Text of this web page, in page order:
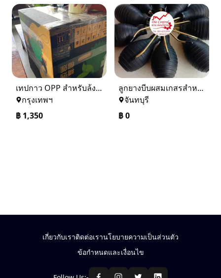
เทปกาว OPP สำหรับล้งผลไม้ – เหนียวแน่น ประหยัดกว่า ติดทน สบายใจ
กรุงเทพฯ
฿ 1,350
ลูกยางบีบผสมเกสรสำหรับอินทผาลัม,อินทผาลัม,ผสมเกสร,ช่อ,เนื้อเยื่อ,ลูกบีบ,ลูกยาง,ที่บีบพ่น,ยางบีบพ่น,ที่เป่าพ่น
จันทบุรี
฿0
เกี่ยวกับเราติดต่อเรานโยบายความเป็นส่วนตัว
ข้อกำหนดและเงื่อนไข